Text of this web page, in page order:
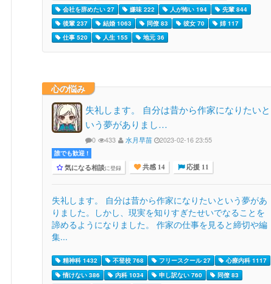
会社を辞めたい 27
嫌味 222 人が怖い 194
先輩 844
後輩 237
結婚 1063 同僚 83 彼女 70
姉 117
仕事 520
人生 155 地元 36
心の悩み
失礼します。 自分は昔から作家になりたいと
いう夢がありまし…
0 433 水月早苗 2023-02-16 23:55
誰でも歓迎 !
気になる相談に登録 共感 14 応援 11
失礼します。 自分は昔から作家になりたいという夢があ
りました。しかし、現実を知りすぎたせいでなることを
諦めるようになりました。 作家の仕事を見ると締切や編
集...
精神科 1432 不登校 768 フリースクール 27
心療内科 1117
情けない 386
内科 1034 申し訳ない 760
同僚 83